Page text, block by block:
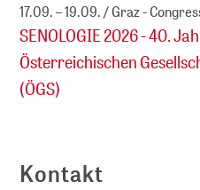
17.09. – 19.09. Graz -
SENOLOGIE 2026 - 40.
Österreichischen
(ÖGS)
Kontakt